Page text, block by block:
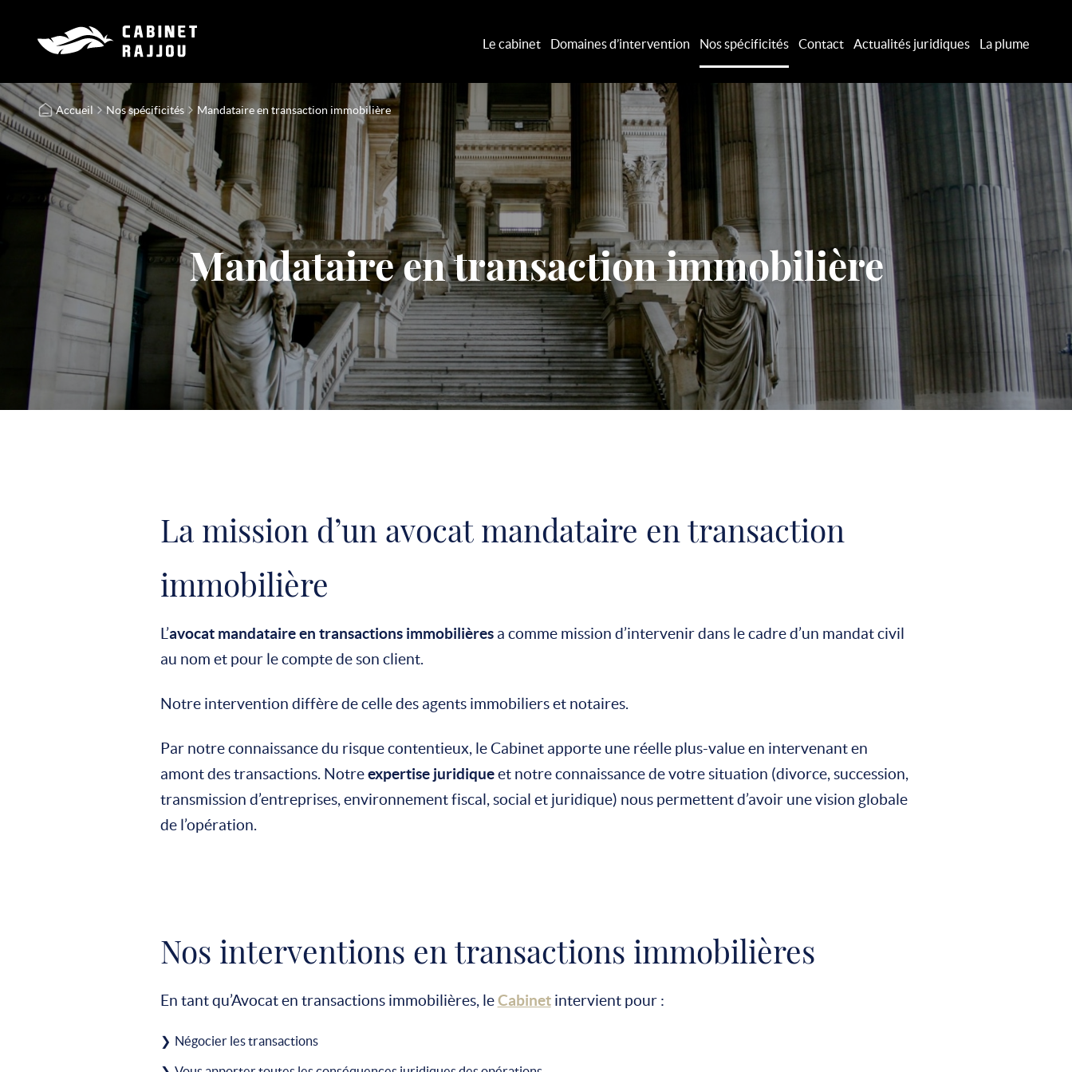
Le cabinet Domaines d’intervention Nos spécificités Contact Actualités juridiques La plume
Accueil Nos spécificités Mandataire en transaction immobilière
Mandataire en transaction immobilière
La mission d’un avocat mandataire en transaction
immobilière
L’avocat mandataire en transactions immobilièresa comme mission d’intervenir dans le cadre d’un mandat civil
au nom et pour le compte de son client.
Notre intervention diffère de celle des agents immobiliers et notaires.
Par notre connaissance du risque contentieux, le Cabinet apporte une réelle plus-value en intervenant en
amont des transactions. Notreexpertise juridiqueet notre connaissance de votre situation (divorce, succession,
transmission d’entreprises, environnement fiscal, social et juridique) nous permettent d’avoir une vision globale
de l’opération.
Nos interventions en transactions immobilières
En tant qu’Avocat en transactions immobilières, leCabinetintervient pour :
Négocier les transactions